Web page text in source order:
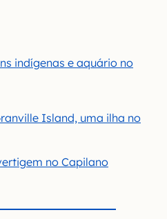
indígenas e aquário no
Island, uma ilha no
no Capilano